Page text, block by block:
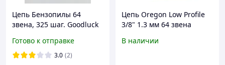
Цепь Бензопилы 64
звена, 325 шаг. Goodluck
Готово к отправке
3.0 (2)
Цепь Oregon Low Profile
3/8" 1.3 мм 64 звена
В наличии